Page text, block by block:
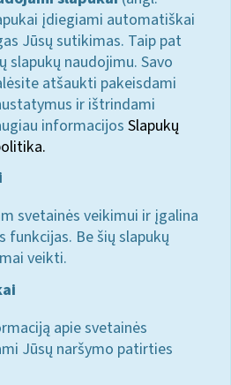
įdiegiami automatiškai
Jūsų sutikimas. Taip pat
naudojimu. Savo
atšaukti pakeisdami
ir ištrindami
informacijos Slapukų
svetainės veikimui ir įgalina
funkcijas. Be šių slapukų
veikti.
apie svetainės
Jūsų naršymo patirties